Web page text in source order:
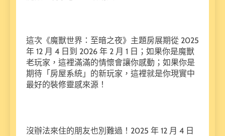
這次《魔獸世界：至暗之夜》主題房展期從 2025
年 12 月 4 日到 2026 年 2 月 1 日；如果你是魔獸
老玩家，這裡滿滿的情懷會讓你感動；如果你是
期待「房屋系統」的新玩家，這裡就是你現實中
最好的裝修靈感來源！
沒辦法來住的朋友也別難過！2025 年 12 月 4 日